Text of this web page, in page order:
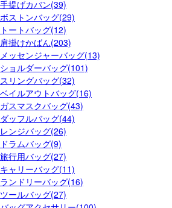
手提げカバン(39)
ボストンバッグ(29)
トートバッグ(12)
肩掛けかばん(203)
メッセンジャーバッグ(13)
ショルダーバッグ(101)
スリングバッグ(32)
ベイルアウトバッグ(16)
ガスマスクバッグ(43)
ダッフルバッグ(44)
レンジバッグ(26)
ドラムバッグ(9)
旅行用バッグ(27)
キャリーバッグ(11)
ランドリーバッグ(16)
ツールバッグ(27)